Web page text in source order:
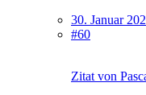
30. Januar
#60
Zitat von